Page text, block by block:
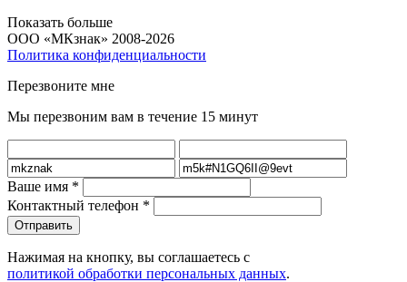
Показать больше
ООО «МКзнак» 2008-2026
Политика конфиденциальности
Перезвоните мне
Мы перезвоним вам в течение 15 минут
Ваше имя *
Контактный телефон *
Нажимая на кнопку, вы соглашаетесь с
политикой обработки персональных данных.